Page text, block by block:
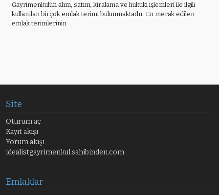
Gayrimenkulün alım, satım, kiralama ve hukuki işlemleri ile ilgili
kullanılan birçok emlak terimi bulunmaktadır. En merak edilen
emlak terimlerinin
Site
Oturum aç
Kayıt akışı
Yorum akışı
idealistgayrimenkul.sahibinden.com
Emlaklar